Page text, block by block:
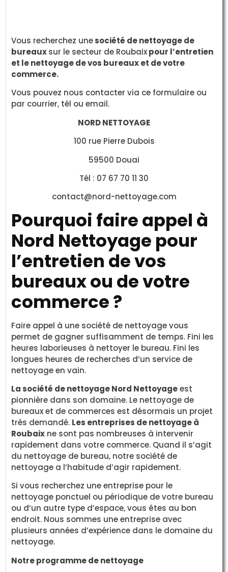
Vous recherchez unesociété de nettoyage de
bureauxsur le secteur de Roubaixpour l’entretien
et le nettoyage de vos bureaux et de votre
commerce.
Vous pouvez nous contacter via ce formulaire ou
par courrier, tél ou email.
NORD NETTOYAGE
100 rue Pierre Dubois
59500 Douai
Tél : 07 67 70 11 30
contact@nord-nettoyage.com
Pourquoi faire appel à
Nord Nettoyage pour
l’entretien de vos
bureaux ou de votre
commerce ?
Faire appel à une société de nettoyage vous
permet de gagner suffisamment de temps. Fini les
heures laborieuses à nettoyer le bureau. Fini les
longues heures de recherches d’un service de
nettoyage en vain.
La société de nettoyage Nord Nettoyageest
pionnière dans son domaine. Le nettoyage de
bureaux et de commerces est désormais un projet
très demandé. Les entreprises de nettoyage à
Roubaix ne sont pas nombreuses à intervenir
rapidement dans votre commerce. Quand il s’agit
du nettoyage de bureau, notre société de
nettoyage a l’habitude d’agir rapidement.
Si vous recherchez une entreprise pour le
nettoyage ponctuel ou périodique de votre bureau
ou d’un autre type d’espace, vous êtes au bon
endroit. Nous sommes une entreprise avec
plusieurs années d’expérience dans le domaine du
nettoyage.
Notre programme de nettoyage